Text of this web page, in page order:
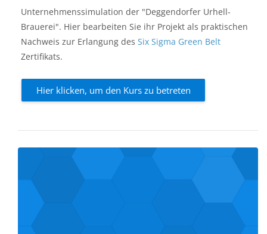
Unternehmenssimulation der "Deggendorfer Urhell-
Brauerei". Hier bearbeiten Sie ihr Projekt als praktischen
Nachweis zur Erlangung des Six Sigma Green Belt
Zertifikats.
Hier klicken, um den Kurs zu betreten